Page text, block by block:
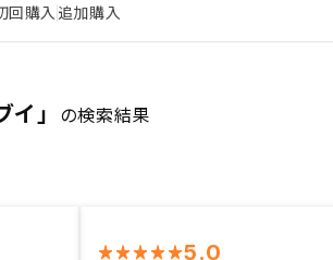
回購入 追加購入
」 の検索結果
5.0